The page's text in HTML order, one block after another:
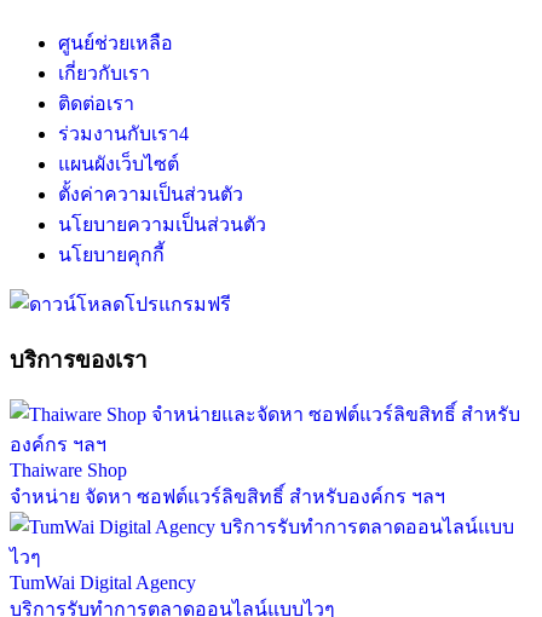
ศูนย์ช่วยเหลือ
เกี่ยวกับเรา
ติดต่อเรา
ร่วมงานกับเรา4
แผนผังเว็บไซต์
ตั้งค่าความเป็นส่วนตัว
นโยบายความเป็นส่วนตัว
นโยบายคุกกี้
บริการของเรา
Thaiware Shop
จำหน่าย จัดหา ซอฟต์แวร์ลิขสิทธิ์ สำหรับองค์กร ฯลฯ
TumWai Digital Agency
บริการรับทำการตลาดออนไลน์แบบไวๆ